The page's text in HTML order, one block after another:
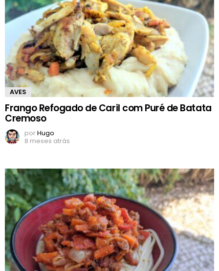
AVES
Frango Refogado de Caril com Puré de Batata
Cremoso
porHugo
8 meses atrás